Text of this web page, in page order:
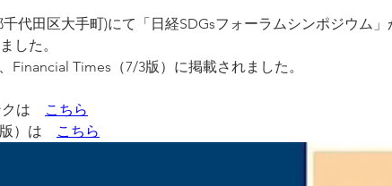
代田区大手町)にて「日経SDGsフォーラムシンポジウム
した。
Financial Times（7/3版）に掲載されました。
クは
こちら
版）は
こちら